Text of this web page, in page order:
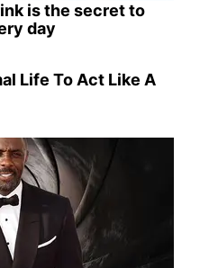
is the secret to
day
Life To Act Like A